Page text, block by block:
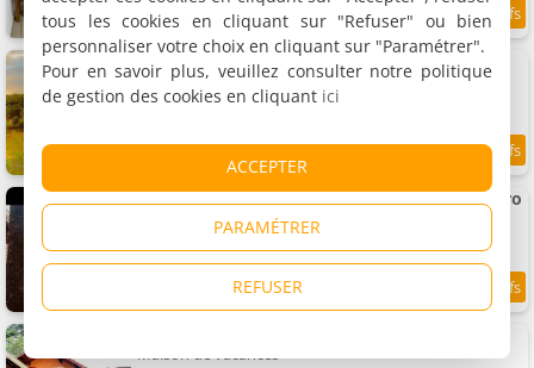
1.4 km 8.5/10
Chalé Villa Magrini
3 gîtes, 40 à 42 m²
2 à 3 personnes (total 7 personnes)
9.2/10
Ville France: Chalé Bordeaux a 5 min do Centro
Chalet, 38 m²
2 personnes, 1 chambre, 1 salle de bains
10
Maison de vacances
tous les cookies en cliquant sur "Refuser" ou bien
personnaliser votre choix en cliquant sur "Paramétrer".
Pour en savoir plus, veuillez consulter notre politique
de gestion des cookies en cliquant ici
ACCEPTER
PARAMÉTRER
REFUSER